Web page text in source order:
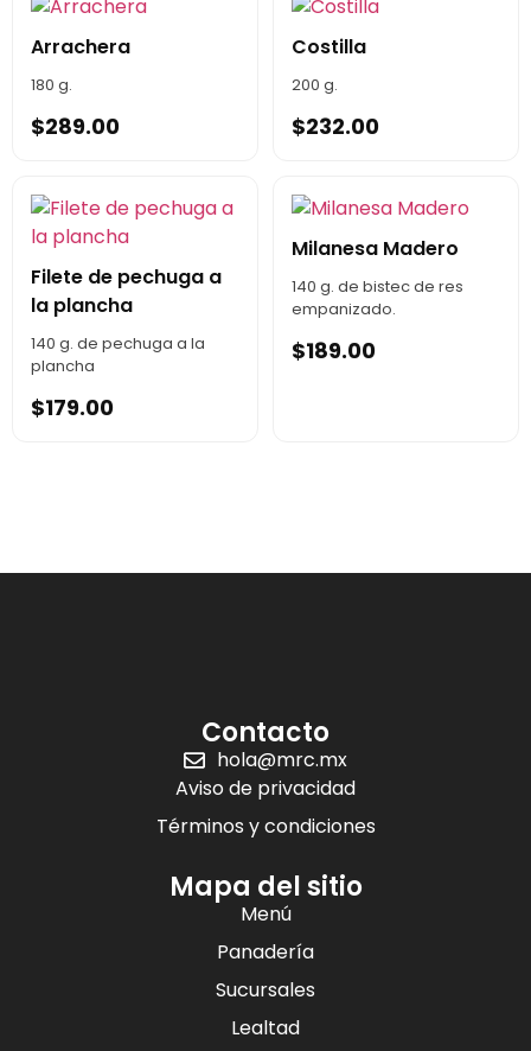
Arrachera
180 g.
$289.00
Costilla
200 g.
$232.00
Filete de pechuga a
la plancha
140 g. de pechuga a la
plancha
$179.00
Milanesa Madero
140 g. de bistec de res
empanizado.
$189.00
Contacto
hola@mrc.mx
Aviso de privacidad
Términos y condiciones
Mapa del sitio
Menú
Panadería
Sucursales
Lealtad